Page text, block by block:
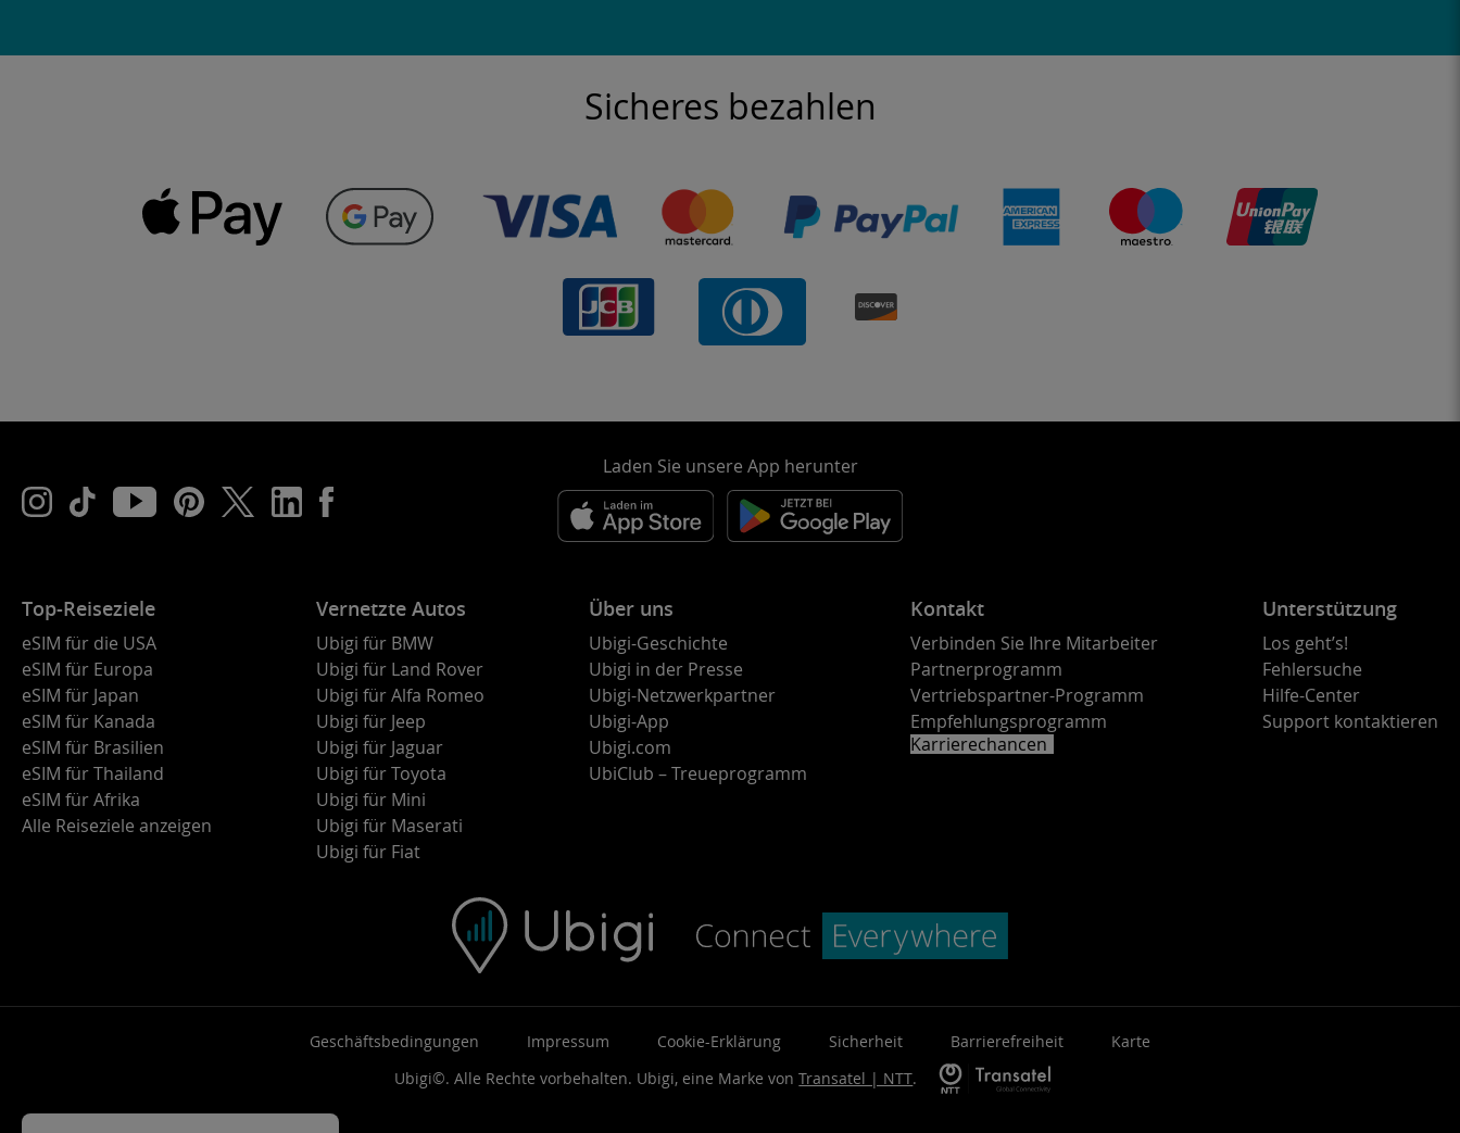
Sicheres bezahlen
Laden Sie unsere App herunter
Top-Reiseziele
eSIM für die USA
eSIM für Europa
eSIM für Japan
eSIM für Kanada
eSIM für Brasilien
eSIM für Thailand
eSIM für Afrika
Alle Reiseziele anzeigen
Vernetzte Autos
Ubigi für BMW
Ubigi für Land Rover
Ubigi für Alfa Romeo
Ubigi für Jeep
Ubigi für Jaguar
Ubigi für Toyota
Ubigi für Mini
Ubigi für Maserati
Ubigi für Fiat
Über uns
Ubigi-Geschichte
Ubigi in der Presse
Ubigi-Netzwerkpartner
Ubigi-App
Ubigi.com
UbiClub – Treueprogramm
Kontakt
Verbinden Sie Ihre Mitarbeiter
Partnerprogramm
Vertriebspartner-Programm
Empfehlungsprogramm
Karrierechancen
Unterstützung
Los geht’s!
Fehlersuche
Hilfe-Center
Support kontaktieren
Geschäftsbedingungen Impressum Cookie-Erklärung Sicherheit Barrierefreiheit
Karte
Ubigi©. Alle Rechte vorbehalten. Ubigi, eine Marke vonTransatel | NTT.